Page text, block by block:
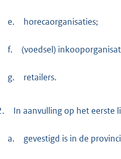
e. horecaorganisaties;
f. (voedsel)
g. retailers.
In aanvulling op het eerste
a. gevestigd is in de